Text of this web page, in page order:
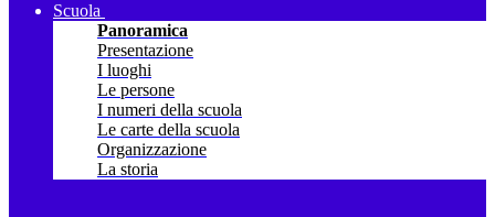
Scuola
Panoramica
Presentazione
I luoghi
Le persone
I numeri della scuola
Le carte della scuola
Organizzazione
La storia